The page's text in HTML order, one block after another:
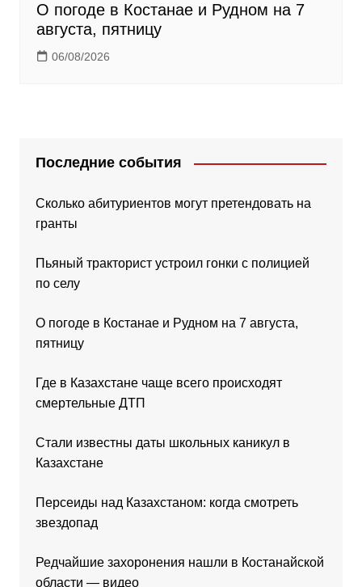
О погоде в Костанае и Рудном на 7
августа, пятницу
06/08/2026
Последние события
Сколько абитуриентов могут претендовать на
гранты
Пьяный тракторист устроил гонки с полицией
по селу
О погоде в Костанае и Рудном на 7 августа,
пятницу
Где в Казахстане чаще всего происходят
смертельные ДТП
Стали известны даты школьных каникул в
Казахстане
Персеиды над Казахстаном: когда смотреть
звездопад
Редчайшие захоронения нашли в Костанайской
области — видео